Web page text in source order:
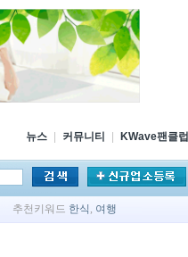
뉴스 커뮤니티 KWave팬클럽
추천키워드 한식 , 여행